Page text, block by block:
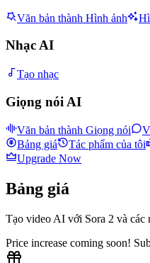
Văn bản thành Hình ảnh
Nhạc AI
Tạo nhạc
Giọng nói AI
Văn bản thành Giọng nói
Bảng giá
Tác phẩm của tôi
Upgrade Now
Bảng giá
Tạo video AI với Sora 2 và các
Price increase coming soon!